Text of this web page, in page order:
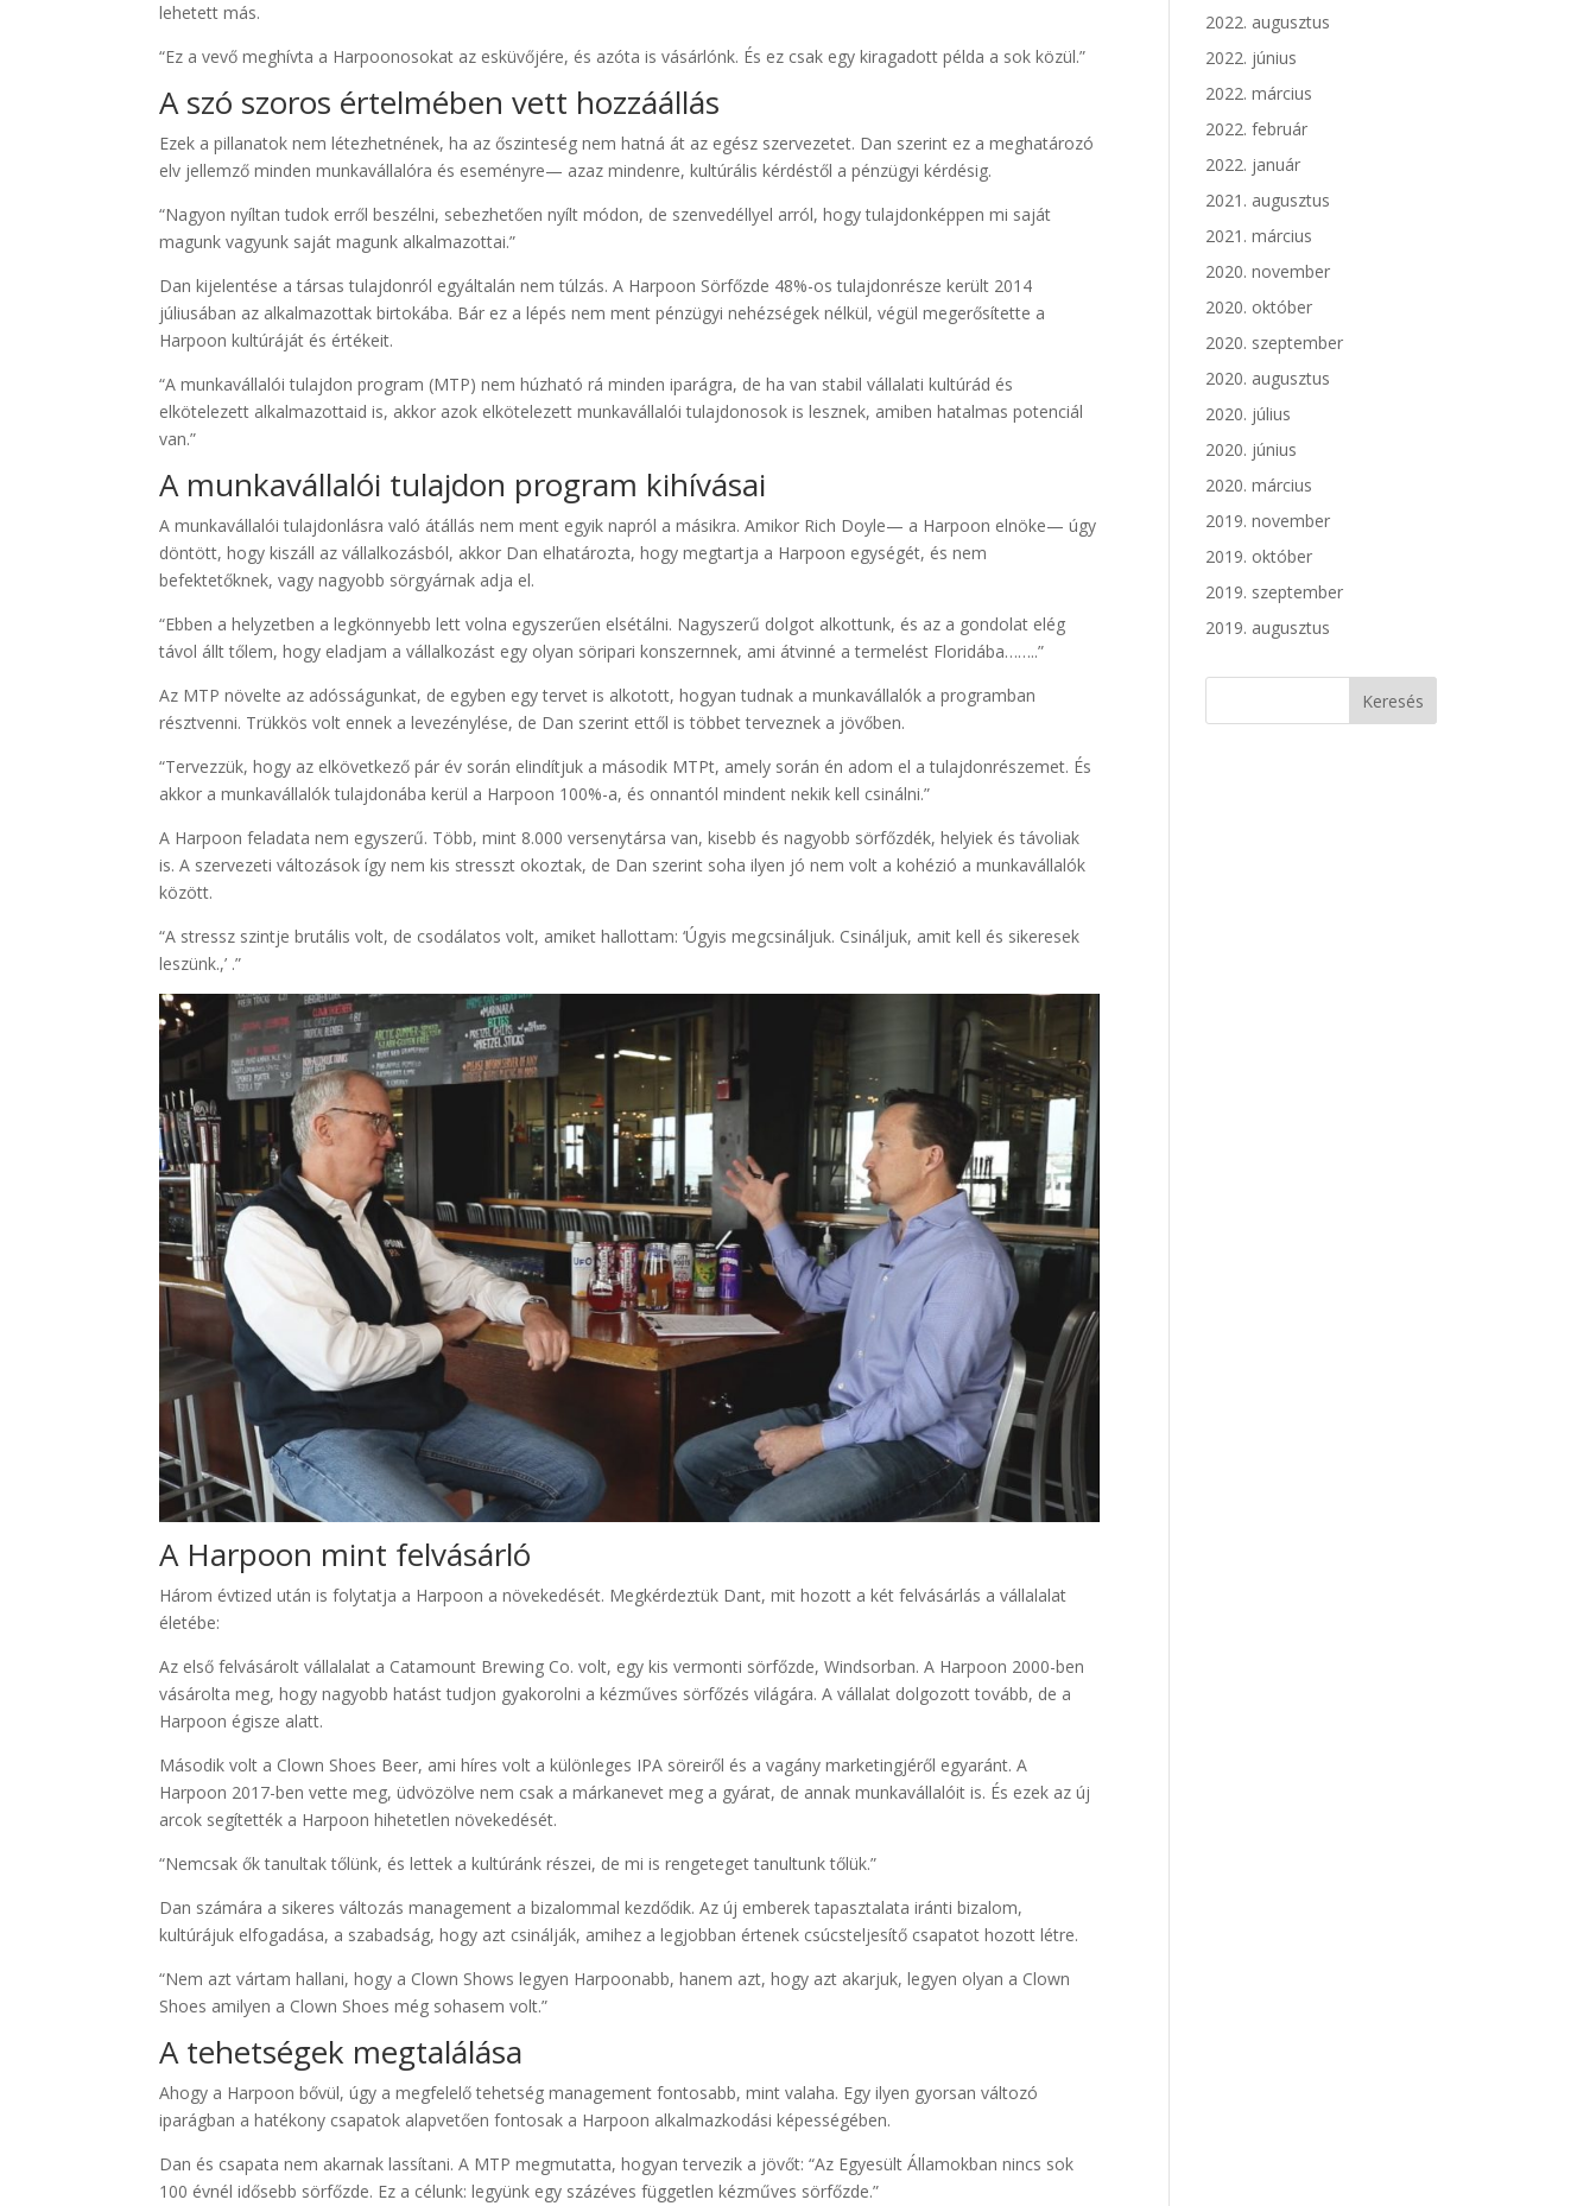
lehetett más.
“Ez a vevő meghívta a Harpoonosokat az esküvőjére, és azóta is vásárlónk. És ez csak egy kiragadott példa a sok közül.”
A szó szoros értelmében vett hozzáállás
Ezek a pillanatok nem létezhetnének, ha az őszinteség nem hatná át az egész szervezetet. Dan szerint ez a meghatározó
elv jellemző minden munkavállalóra és eseményre— azaz mindenre, kultúrális kérdéstől a pénzügyi kérdésig.
“Nagyon nyíltan tudok erről beszélni, sebezhetően nyílt módon, de szenvedéllyel arról, hogy tulajdonképpen mi saját
magunk vagyunk saját magunk alkalmazottai.”
Dan kijelentése a társas tulajdonról egyáltalán nem túlzás. A Harpoon Sörfőzde 48%-os tulajdonrésze került 2014
júliusában az alkalmazottak birtokába. Bár ez a lépés nem ment pénzügyi nehézségek nélkül, végül megerősítette a
Harpoon kultúráját és értékeit.
“A munkavállalói tulajdon program (MTP) nem húzható rá minden iparágra, de ha van stabil vállalati kultúrád és
elkötelezett alkalmazottaid is, akkor azok elkötelezett munkavállalói tulajdonosok is lesznek, amiben hatalmas potenciál
van.”
A munkavállalói tulajdon program kihívásai
A munkavállalói tulajdonlásra való átállás nem ment egyik napról a másikra. Amikor Rich Doyle— a Harpoon elnöke— úgy
döntött, hogy kiszáll az vállalkozásból, akkor Dan elhatározta, hogy megtartja a Harpoon egységét, és nem
befektetőknek, vagy nagyobb sörgyárnak adja el.
“Ebben a helyzetben a legkönnyebb lett volna egyszerűen elsétálni. Nagyszerű dolgot alkottunk, és az a gondolat elég
távol állt tőlem, hogy eladjam a vállalkozást egy olyan söripari konszernnek, ami átvinné a termelést Floridába……..”
Az MTP növelte az adósságunkat, de egyben egy tervet is alkotott, hogyan tudnak a munkavállalók a programban
résztvenni. Trükkös volt ennek a levezénylése, de Dan szerint ettől is többet terveznek a jövőben.
“Tervezzük, hogy az elkövetkező pár év során elindítjuk a második MTPt, amely során én adom el a tulajdonrészemet. És
akkor a munkavállalók tulajdonába kerül a Harpoon 100%-a, és onnantól mindent nekik kell csinálni.”
A Harpoon feladata nem egyszerű. Több, mint 8.000 versenytársa van, kisebb és nagyobb sörfőzdék, helyiek és távoliak
is. A szervezeti változások így nem kis stresszt okoztak, de Dan szerint soha ilyen jó nem volt a kohézió a munkavállalók
között.
“A stressz szintje brutális volt, de csodálatos volt, amiket hallottam: ‘Úgyis megcsináljuk. Csináljuk, amit kell és sikeresek
leszünk.,’ .”
A Harpoon mint felvásárló
Három évtized után is folytatja a Harpoon a növekedését. Megkérdeztük Dant, mit hozott a két felvásárlás a vállalalat
életébe:
Az első felvásárolt vállalalat a Catamount Brewing Co. volt, egy kis vermonti sörfőzde, Windsorban. A Harpoon 2000-ben
vásárolta meg, hogy nagyobb hatást tudjon gyakorolni a kézműves sörfőzés világára. A vállalat dolgozott tovább, de a
Harpoon égisze alatt.
Második volt a Clown Shoes Beer, ami híres volt a különleges IPA söreiről és a vagány marketingjéről egyaránt. A
Harpoon 2017-ben vette meg, üdvözölve nem csak a márkanevet meg a gyárat, de annak munkavállalóit is. És ezek az új
arcok segítették a Harpoon hihetetlen növekedését.
“Nemcsak ők tanultak tőlünk, és lettek a kultúránk részei, de mi is rengeteget tanultunk tőlük.”
Dan számára a sikeres változás management a bizalommal kezdődik. Az új emberek tapasztalata iránti bizalom,
kultúrájuk elfogadása, a szabadság, hogy azt csinálják, amihez a legjobban értenek csúcsteljesítő csapatot hozott létre.
“Nem azt vártam hallani, hogy a Clown Shows legyen Harpoonabb, hanem azt, hogy azt akarjuk, legyen olyan a Clown
Shoes amilyen a Clown Shoes még sohasem volt.”
A tehetségek megtalálása
Ahogy a Harpoon bővül, úgy a megfelelő tehetség management fontosabb, mint valaha. Egy ilyen gyorsan változó
iparágban a hatékony csapatok alapvetően fontosak a Harpoon alkalmazkodási képességében.
Dan és csapata nem akarnak lassítani. A MTP megmutatta, hogyan tervezik a jövőt: “Az Egyesült Államokban nincs sok
100 évnél idősebb sörfőzde. Ez a célunk: legyünk egy százéves független kézműves sörfőzde.”
2022. augusztus
2022. június
2022. március
2022. február
2022. január
2021. augusztus
2021. március
2020. november
2020. október
2020. szeptember
2020. augusztus
2020. július
2020. június
2020. március
2019. november
2019. október
2019. szeptember
2019. augusztus